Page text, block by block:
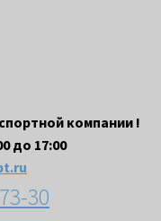
компании !
до 17:00
30